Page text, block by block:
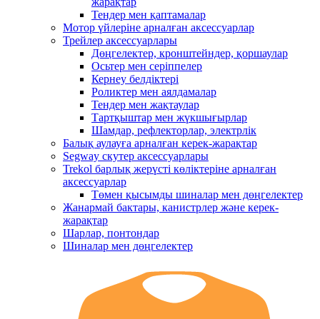
Тендер мен қаптамалар
Мотор үйлеріне арналған аксессуарлар
Трейлер аксессуарлары
Дөңгелектер, кронштейндер, қоршаулар
Осьтер мен серіппелер
Кернеу белдіктері
Роликтер мен аялдамалар
Тендер мен жақтаулар
Тартқыштар мен жүкшығырлар
Шамдар, рефлекторлар, электрлік
Балық аулауға арналған керек-жарақтар
Segway скутер аксессуарлары
Trekol барлық жерүсті көліктеріне арналған
аксессуарлар
Төмен қысымды шиналар мен дөңгелектер
Жанармай бактары, канистрлер және керек-
жарақтар
Шарлар, понтондар
Шиналар мен дөңгелектер